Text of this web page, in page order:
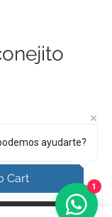
Cart
ayudarte?
1